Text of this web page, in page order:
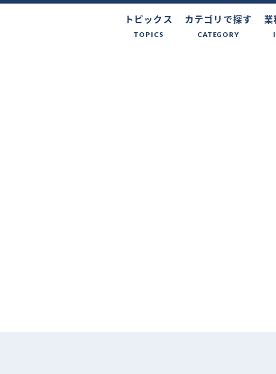
トピックス
TOPICS
カテゴリで探す
CATEGORY
業